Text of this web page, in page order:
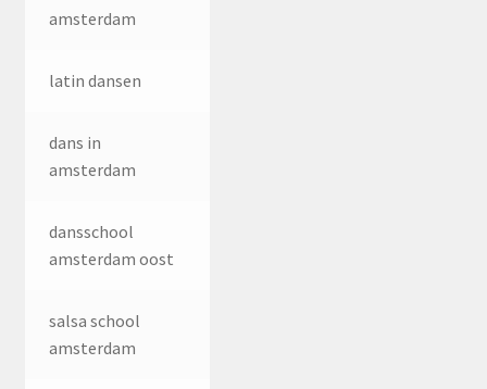
amsterdam
latin dansen
dans in
amsterdam
dansschool
amsterdam oost
salsa school
amsterdam